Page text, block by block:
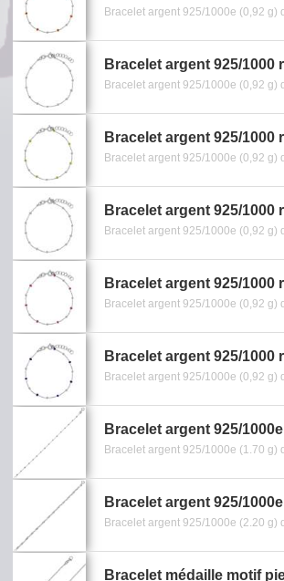
Bracelet argent 925/1000e
Bracelet argent 925/1000e